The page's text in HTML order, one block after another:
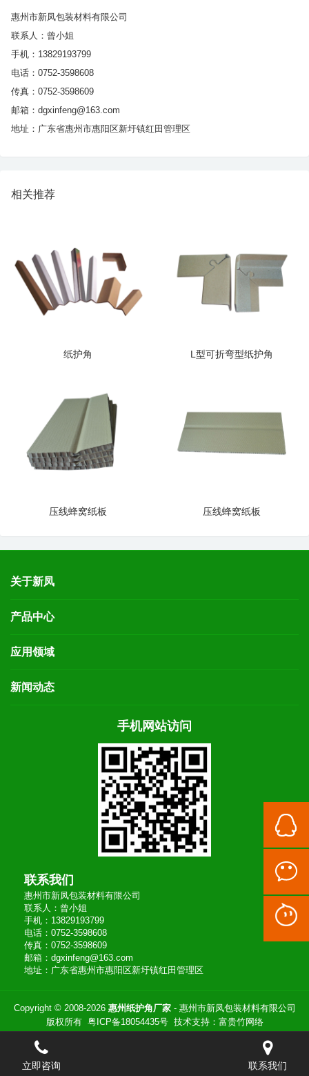
惠州市新凤包装材料有限公司
联系人：曾小姐
手机：13829193799
电话：0752-3598608
传真：0752-3598609
邮箱：dgxinfeng@163.com
地址：广东省惠州市惠阳区新圩镇红田管理区
相关推荐
纸护角 L型可折弯型纸护角
压线蜂窝纸板 压线蜂窝纸板
关于新凤
产品中心
应用领域
新闻动态
手机网站访问
联系我们
惠州市新凤包装材料有限公司
联系人：曾小姐
手机：13829193799
电话：0752-3598608
传真：0752-3598609
邮箱：dgxinfeng@163.com
地址：广东省惠州市惠阳区新圩镇红田管理区
Copyright © 2008-2026 惠州纸护角厂家- 惠州市新凤包装材料有限公司
版权所有 粤ICP备18054435号技术支持： 富贵竹网络
立即咨询 联系我们